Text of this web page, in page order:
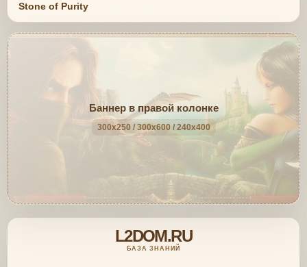
Stone of Purity
Баннер в правой колонке
300x250 / 300x600 / 240x400
L2DOM.RU
БАЗА ЗНАНИЙ